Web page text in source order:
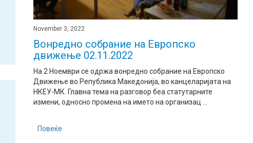
November 3, 2022
Вонредно собрание на Европско
движење 02.11.2022
На 2 Ноември се одржа вонредно собрание на Европско
Движење во Република Македонија, во канцеларијата на
НКЕУ-МК. Главна тема на разговор беа статутарните
измени, односно промена на името на организац ...
Повеќе